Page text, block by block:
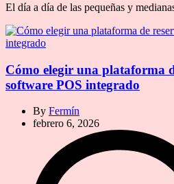
El día a día de las pequeñas y
Cómo elegir una plataforma
software POS integrado
By Fermín
febrero 6, 2026